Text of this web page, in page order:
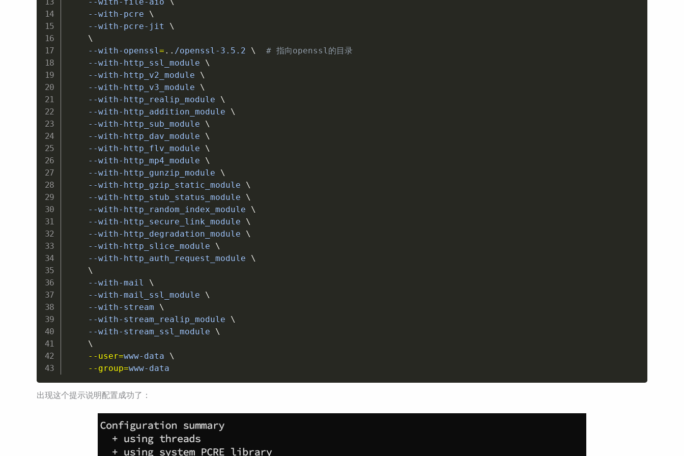
    --with-file-aio
\
    --with-pcre
\
    --with-pcre-jit
\
\
    --with-openssl
= .. /openssl-3.5.2 \
# 指向openssl的目录
    --with-http_ssl_module
\
    --with-http_v2_module
\
    --with-http_v3_module
\
    --with-http_realip_module
\
    --with-http_addition_module
\
    --with-http_sub_module
\
    --with-http_dav_module
\
    --with-http_flv_module
\
    --with-http_mp4_module
\
    --with-http_gunzip_module
\
    --with-http_gzip_static_module
\
    --with-http_stub_status_module
\
    --with-http_random_index_module
\
    --with-http_secure_link_module
\
    --with-http_degradation_module
\
    --with-http_slice_module
\
    --with-http_auth_request_module
\
\
    --with-mail
\
    --with-mail_ssl_module
\
    --with-stream
\
    --with-stream_realip_module
\
    --with-stream_ssl_module
\
\
--user=www-data \
--group=www-data
出现这个提示说明配置成功了：